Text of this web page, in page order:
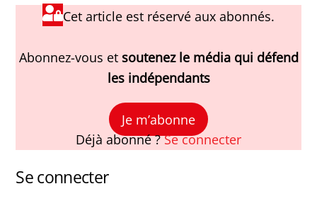
Cet article est réservé aux abonnés.
Abonnez-vous et soutenez le média qui défend
les indépendants
Je m’abonne
Déjà abonné ?Se connecter
Se connecter